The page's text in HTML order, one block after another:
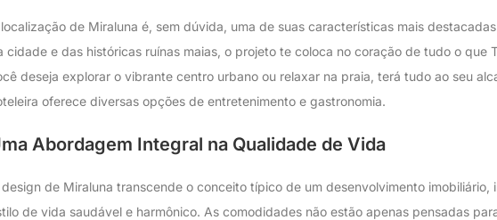
de Miraluna é, sem dúvida, uma de suas características mais
cidade e das históricas ruínas maias, o projeto te coloca no coração de tudo o que
deseja explorar o vibrante centro urbano ou relaxar na praia, terá tudo ao seu
oferece diversas opções de entretenimento e gastronomia.
Abordagem Integral na Qualidade de Vida
design de Miraluna transcende o conceito típico de um desenvolvimento
de vida saudável e harmônico. As comodidades não estão apenas pensadas